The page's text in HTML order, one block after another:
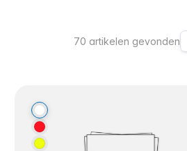
70 artikelen gevonden